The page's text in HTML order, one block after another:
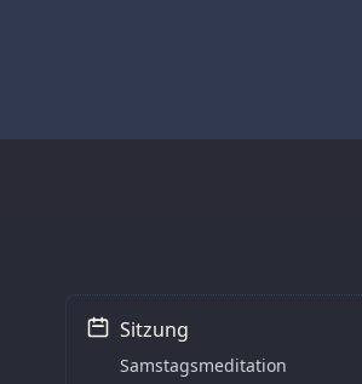
Sitzung
Samstagsmeditation